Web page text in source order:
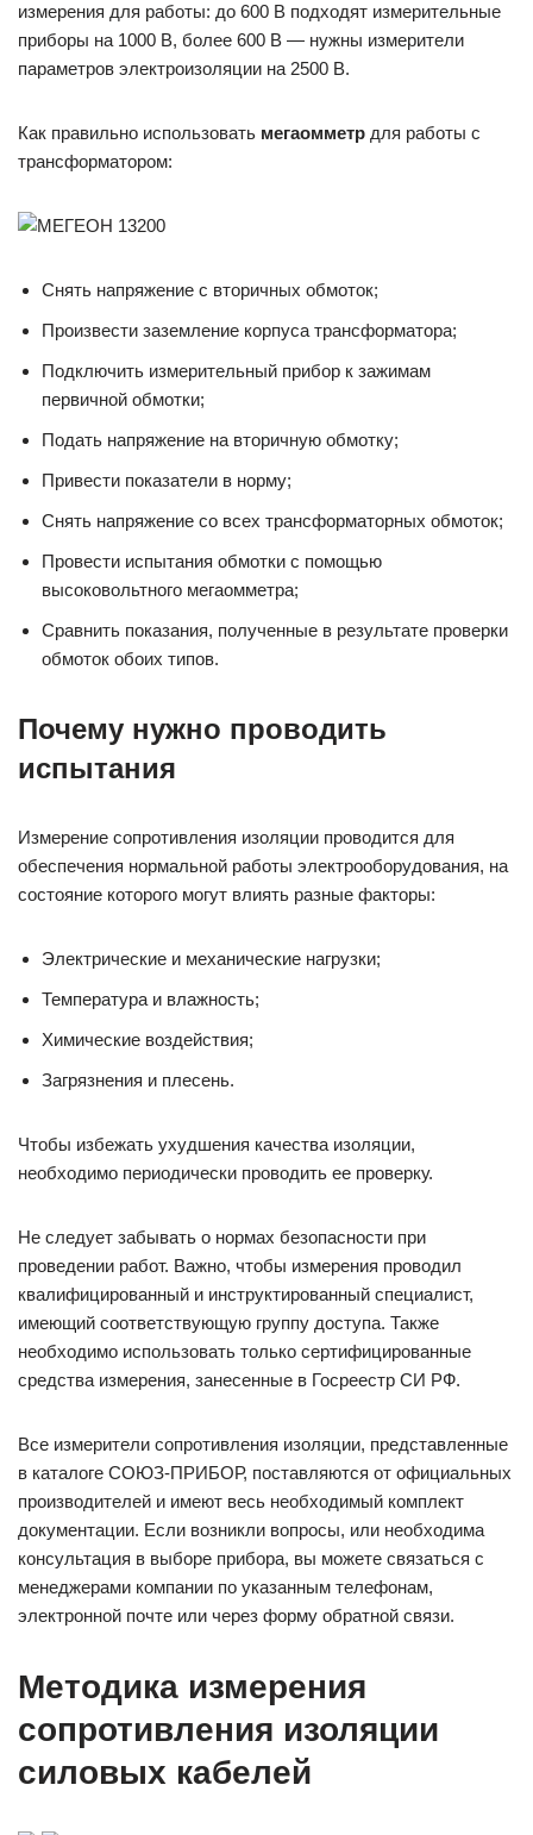
измерения для работы: до 600 В подходят измерительные
приборы на 1000 В, более 600 В — нужны измерители
параметров электроизоляции на 2500 В.
Как правильно использовать мегаомметр для работы с
трансформатором:
Снять напряжение с вторичных обмоток;
Произвести заземление корпуса трансформатора;
Подключить измерительный прибор к зажимам
первичной обмотки;
Подать напряжение на вторичную обмотку;
Привести показатели в норму;
Снять напряжение со всех трансформаторных обмоток;
Провести испытания обмотки с помощью
высоковольтного мегаомметра;
Сравнить показания, полученные в результате проверки
обмоток обоих типов.
Почему нужно проводить
испытания
Измерение сопротивления изоляции проводится для
обеспечения нормальной работы электрооборудования, на
состояние которого могут влиять разные факторы:
Электрические и механические нагрузки;
Температура и влажность;
Химические воздействия;
Загрязнения и плесень.
Чтобы избежать ухудшения качества изоляции,
необходимо периодически проводить ее проверку.
Не следует забывать о нормах безопасности при
проведении работ. Важно, чтобы измерения проводил
квалифицированный и инструктированный специалист,
имеющий соответствующую группу доступа. Также
необходимо использовать только сертифицированные
средства измерения, занесенные в Госреестр СИ РФ.
Все измерители сопротивления изоляции, представленные
в каталоге СОЮЗ-ПРИБОР, поставляются от официальных
производителей и имеют весь необходимый комплект
документации. Если возникли вопросы, или необходима
консультация в выборе прибора, вы можете связаться с
менеджерами компании по указанным телефонам,
электронной почте или через форму обратной связи.
Методика измерения
сопротивления изоляции
силовых кабелей